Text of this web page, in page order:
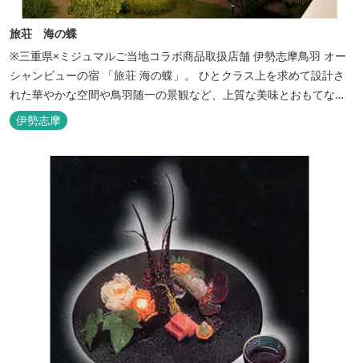
旅荘 海の蝶
※三重県×ミジュマルご当地コラボ商品取扱店舗 伊勢志摩鳥羽 オー
シャンビューの宿 「旅荘 海の蝶」。 ひとクラス上を求めて設計さ
れた華やかな空間や鳥羽随一の景観など、上質な美味とおもてなし
をお約束します。 海の蝶ならではのゆとりの休日をお過ごし下さい
ませ。
伊勢志摩